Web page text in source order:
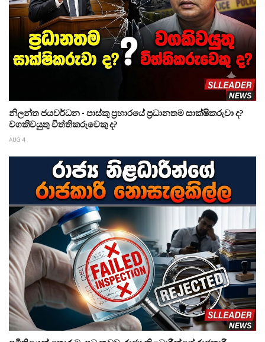
නිලන්ත ජයවර්ධන - පාස්කු ප්‍රහාරයේ ප්‍රධානතම සාක්ෂිකරුවා ද?
වගකිවයුතු විත්තිකරුවෙකු ද?
AUG 4